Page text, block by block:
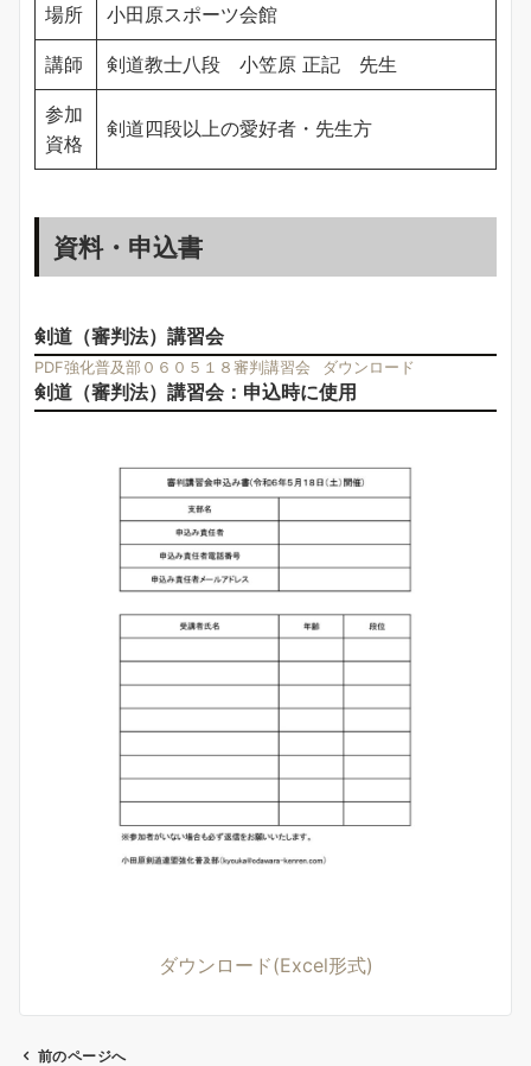
場所 小田原スポーツ会館
講師 剣道教士八段 小笠原 正記 先生
参加
資格
剣道四段以上の愛好者・先生方
資料・申込書
剣道（審判法）講習会
PDF強化普及部０６０５１８審判講習会 ダウンロード
剣道（審判法）講習会：申込時に使用
ダウンロード(Excel形式)
前のページへ